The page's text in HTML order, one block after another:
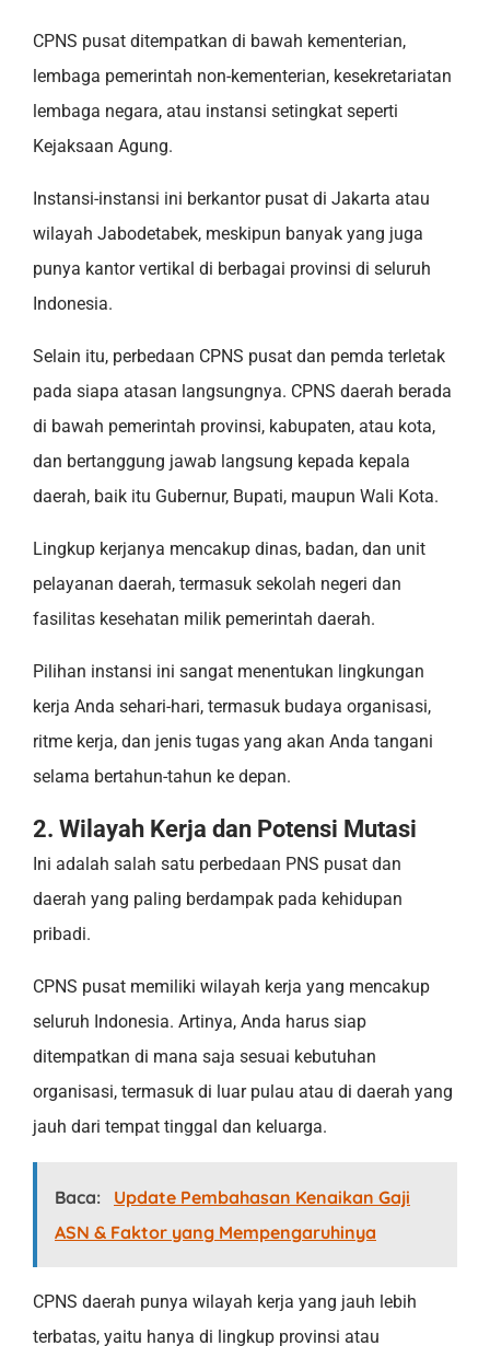
CPNS pusat ditempatkan di bawah kementerian,
lembaga pemerintah non-kementerian, kesekretariatan
lembaga negara, atau instansi setingkat seperti
Kejaksaan Agung.
Instansi-instansi ini berkantor pusat di Jakarta atau
wilayah Jabodetabek, meskipun banyak yang juga
punya kantor vertikal di berbagai provinsi di seluruh
Indonesia.
Selain itu, perbedaan CPNS pusat dan pemda terletak
pada siapa atasan langsungnya. CPNS daerah berada
di bawah pemerintah provinsi, kabupaten, atau kota,
dan bertanggung jawab langsung kepada kepala
daerah, baik itu Gubernur, Bupati, maupun Wali Kota.
Lingkup kerjanya mencakup dinas, badan, dan unit
pelayanan daerah, termasuk sekolah negeri dan
fasilitas kesehatan milik pemerintah daerah.
Pilihan instansi ini sangat menentukan lingkungan
kerja Anda sehari-hari, termasuk budaya organisasi,
ritme kerja, dan jenis tugas yang akan Anda tangani
selama bertahun-tahun ke depan.
2. Wilayah Kerja dan Potensi Mutasi
Ini adalah salah satu perbedaan PNS pusat dan
daerah yang paling berdampak pada kehidupan
pribadi.
CPNS pusat memiliki wilayah kerja yang mencakup
seluruh Indonesia. Artinya, Anda harus siap
ditempatkan di mana saja sesuai kebutuhan
organisasi, termasuk di luar pulau atau di daerah yang
jauh dari tempat tinggal dan keluarga.
Baca:
Update Pembahasan Kenaikan Gaji
ASN & Faktor yang Mempengaruhinya
CPNS daerah punya wilayah kerja yang jauh lebih
terbatas, yaitu hanya di lingkup provinsi atau